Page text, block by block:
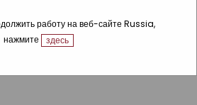
работу на веб-сайте Russia,
нажмите
здесь